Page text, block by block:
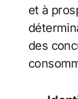
et à
des